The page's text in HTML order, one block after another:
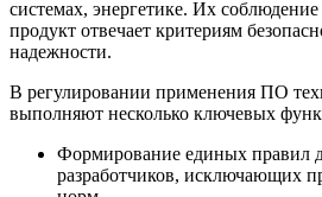
системах, энергетике. Их соблюдение
продукт отвечает критериям
надежности.
В регулировании применения ПО
выполняют несколько ключевых
Формирование единых правил
разработчиков, исключающих